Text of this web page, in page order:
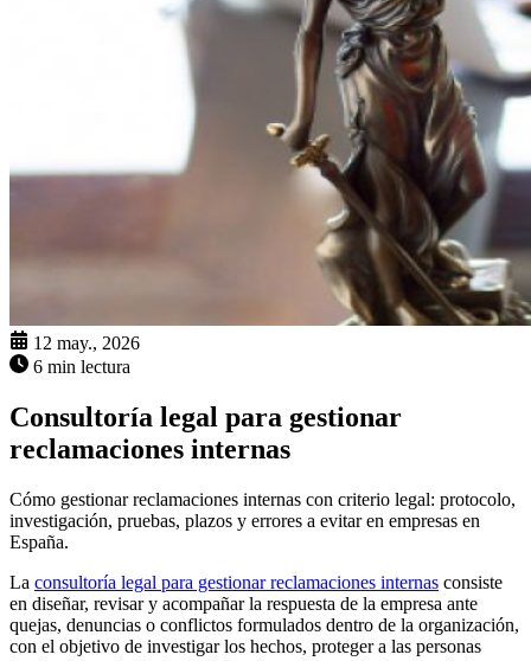
12 may., 2026
6 min lectura
Consultoría legal para gestionar
reclamaciones internas
Cómo gestionar reclamaciones internas con criterio legal: protocolo,
investigación, pruebas, plazos y errores a evitar en empresas en
España.
La consultoría legal para gestionar reclamaciones internas consiste
en diseñar, revisar y acompañar la respuesta de la empresa ante
quejas, denuncias o conflictos formulados dentro de la organización,
con el objetivo de investigar los hechos, proteger a las personas